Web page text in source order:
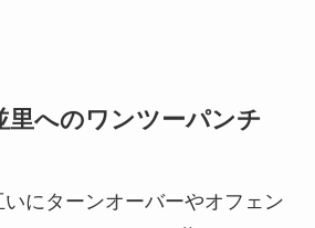
へのワンツーパンチ
にターンオーバーやオフェン